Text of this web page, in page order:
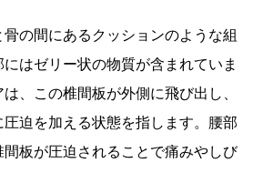
の間にあるクッションのような組
はゼリー状の物質が含まれていま
、この椎間板が外側に飛び出し、
迫を加える状態を指します。腰部
板が圧迫されることで痛みやしび